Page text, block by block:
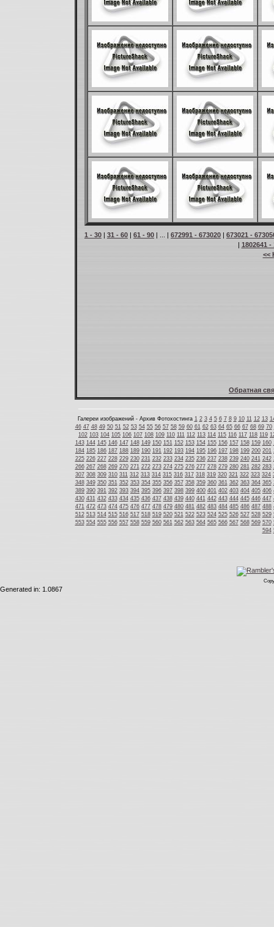
1 - 30 | 31 - 60 | 61 - 90 | ... | 672991 - 673020 | 673021 -
| 1802641 -
<<
Обратная
Галереи изображений - Архив Фотохостинга 1 2 3 4 5 6 7 8 9 10 11 12 13
46 47 48 49 50 51 52 53 54 55 56 57 58 59 60 61 62 63 64 65 66 67 68 69 70
102 103 104 105 106 107 108 109 110 111 112 113 114 115 116 117 118 119
143 144 145 146 147 148 149 150 151 152 153 154 155 156 157 158 159 160
184 185 186 187 188 189 190 191 192 193 194 195 196 197 198 199 200 201
225 226 227 228 229 230 231 232 233 234 235 236 237 238 239 240 241 242
266 267 268 269 270 271 272 273 274 275 276 277 278 279 280 281 282 283
307 308 309 310 311 312 313 314 315 316 317 318 319 320 321 322 323 324
348 349 350 351 352 353 354 355 356 357 358 359 360 361 362 363 364 365
389 390 391 392 393 394 395 396 397 398 399 400 401 402 403 404 405 406
430 431 432 433 434 435 436 437 438 439 440 441 442 443 444 445 446 447
471 472 473 474 475 476 477 478 479 480 481 482 483 484 485 486 487 488
512 513 514 515 516 517 518 519 520 521 522 523 524 525 526 527 528 529
553 554 555 556 557 558 559 560 561 562 563 564 565 566 567 568 569 570
594
Generated in: 1.0867